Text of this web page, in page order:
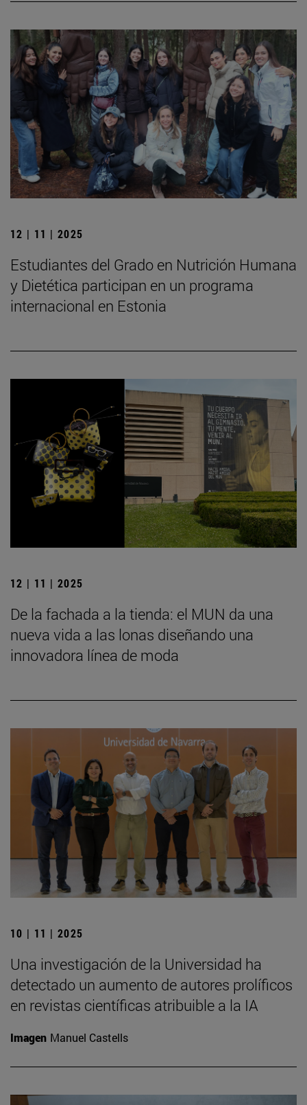
12 | 11 | 2025
Estudiantes del Grado en Nutrición Humana
y Dietética participan en un programa
internacional en Estonia
12 | 11 | 2025
De la fachada a la tienda: el MUN da una
nueva vida a las lonas diseñando una
innovadora línea de moda
10 | 11 | 2025
Una investigación de la Universidad ha
detectado un aumento de autores prolíficos
en revistas científicas atribuible a la IA
Imagen Manuel Castells